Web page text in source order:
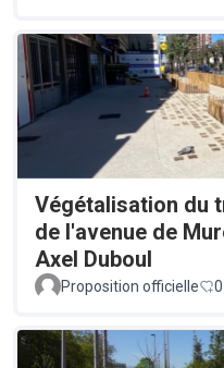
Végétalisation du
de l'avenue de
Axel Duboul
Proposition officielle 0